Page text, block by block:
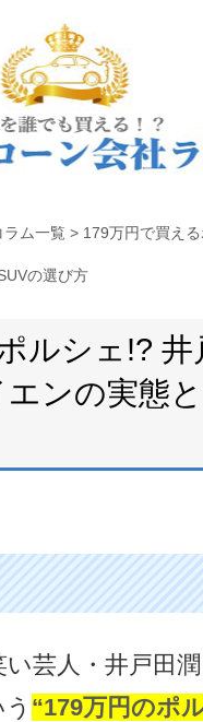
ラム一覧 > 179万円で買え
の選び方
ルシェ!?
ンの実態
芸人・井戸田
“179万円のポ